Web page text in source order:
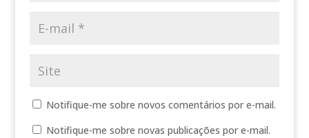
Notifique-me sobre novos comentários por e-mail.
Notifique-me sobre novas publicações por e-mail.